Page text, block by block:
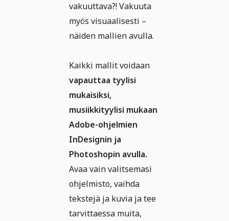
vakuuttava?! Vakuuta
myös visuaalisesti –
näiden mallien avulla.
Kaikki mallit voidaan
vapauttaa tyylisi
mukaisiksi,
musiikkityylisi mukaan
Adobe-ohjelmien
InDesignin ja
Photoshopin avulla.
Avaa vain valitsemasi
ohjelmisto, vaihda
tekstejä ja kuvia ja tee
tarvittaessa muita,